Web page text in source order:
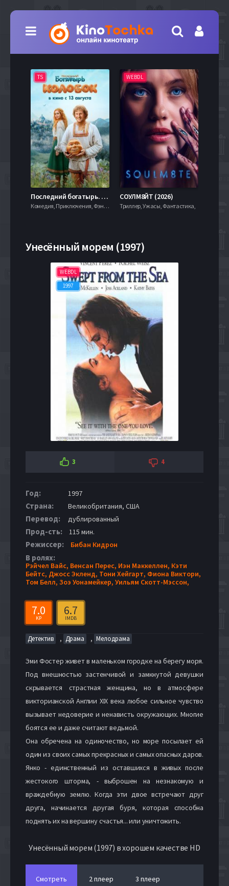
TS
Последний богатырь. Колобок (2026)
Комедия, Приключения, Фэнтези,
WEBDL
СОУЛМ8ЙТ (2026)
Триллер, Ужасы, Фантастика,
Унесённый морем (1997)
WEBDL
1997
3 4
Год: 1997
Страна: Великобритания, США
Перевод: дублированный
Прод-сть: 115 мин.
Режиссер: Бибан Кидрон
В ролях:
Рэйчел Вайс, Венсан Перес, Иэн Маккеллен, Кэти
Бейтс, Джосс Экленд, Тони Хейгарт, Фиона Виктори,
Том Белл, Зоэ Уонамейкер, Уильям Скотт-Мэссон,
7.0
KP
6.7
IMDB
Детектив , Драма , Мелодрама
Эми Фостер живет в маленьком городке на берегу моря.
Под внешностью застенчивой и замкнутой девушки
скрывается страстная женщина, но в атмосфере
викторианской Англии XIX века любое сильное чувство
вызывает недоверие и ненависть окружающих. Многие
боятся ее и даже считают ведьмой.
Она обречена на одиночество, но море посылает ей
один из своих самых прекрасных и самых опасных даров.
Янко - единственный из оставшихся в живых после
жестокого шторма, - выброшен на незнакомую и
враждебную землю. Когда эти двое встречают друг
друга, начинается другая буря, которая способна
поднять их на вершину счастья... или уничтожить.
Унесённый морем (1997) в хорошем качестве HD
Смотреть 2 плеер 3 плеер